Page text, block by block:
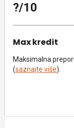
?/10
Max kredit
Maksimalna
(saznajte više).